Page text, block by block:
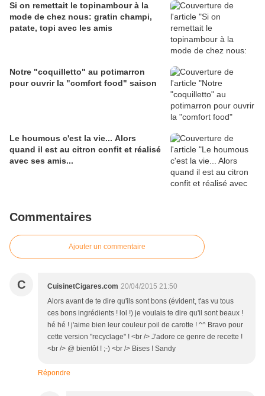
Si on remettait le topinambour à la
mode de chez nous: gratin champi,
patate, topi avec les amis
Notre "coquilletto" au potimarron
pour ouvrir la "comfort food" saison
Le houmous c'est la vie... Alors
quand il est au citron confit et réalisé
avec ses amis...
Commentaires
Ajouter un commentaire
C CuisinetCigares.com 20/04/2015 21:50
Alors avant de te dire qu'ils sont bons (évident, t'as vu tous
ces bons ingrédients ! lol !) je voulais te dire qu'il sont beaux !
hé hé ! j'aime bien leur couleur poil de carotte ! ^^ Bravo pour
cette version "recyclage" ! <br /> J'adore ce genre de recette !
<br /> @ bientôt ! ;-) <br /> Bises ! Sandy
Répondre